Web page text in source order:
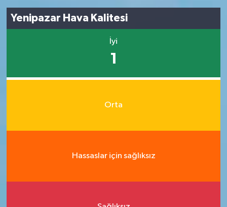
Yenipazar Hava Kalitesi
İyi
1
Orta
Hassaslar için sağlıksız